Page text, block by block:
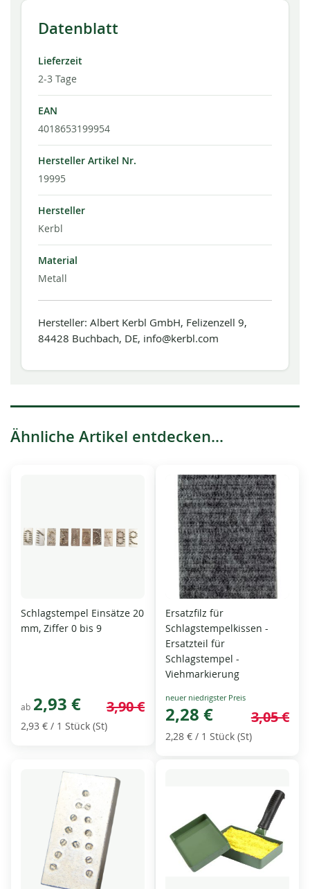
Datenblatt
Lieferzeit
2-3 Tage
EAN
4018653199954
Hersteller Artikel Nr.
19995
Hersteller
Kerbl
Material
Metall
Hersteller: Albert Kerbl GmbH, Felizenzell 9,
84428 Buchbach, DE, info@kerbl.com
Ähnliche Artikel entdecken...
Schlagstempel Einsätze 20
mm, Ziffer 0 bis 9
ab 2,93 € 3,90 €
2,93 € / 1 Stück (St)
Ersatzfilz für
Schlagstempelkissen -
Ersatzteil für
Schlagstempel -
Viehmarkierung
Special
Price
2,28 € 3,05 €
2,28 € / 1 Stück (St)